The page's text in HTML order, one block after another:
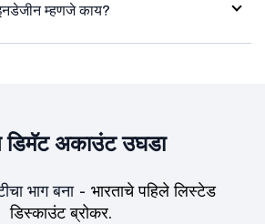
म्हणजे काय?
डिमॅट अकाउंट उघडा
भाग बना - भारताचे पहिले लिस्टेड
डिस्काउंट ब्रोकर.